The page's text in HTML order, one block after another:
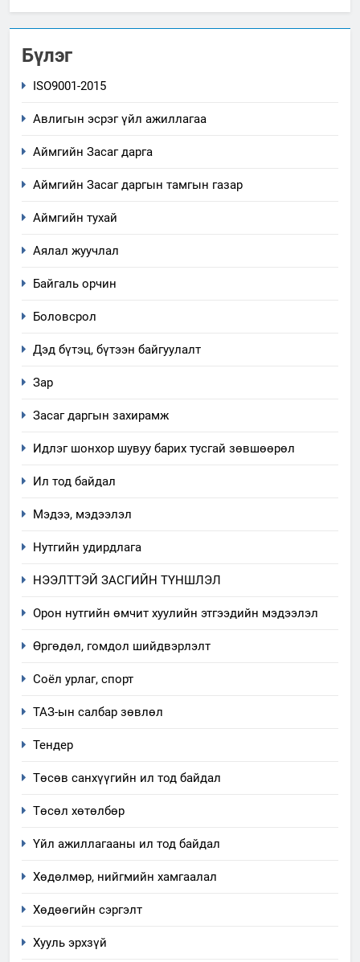
Бүлэг
ISO9001-2015
Авлигын эсрэг үйл ажиллагаа
Аймгийн Засаг дарга
Аймгийн Засаг даргын тамгын газар
Аймгийн тухай
Аялал жуучлал
Байгаль орчин
Боловсрол
Дэд бүтэц, бүтээн байгуулалт
Зар
Засаг даргын захирамж
Идлэг шонхор шувуу барих тусгай зөвшөөрөл
Ил тод байдал
Мэдээ, мэдээлэл
Нутгийн удирдлага
НЭЭЛТТЭЙ ЗАСГИЙН ТҮНШЛЭЛ
Орон нутгийн өмчит хуулийн этгээдийн мэдээлэл
Өргөдөл, гомдол шийдвэрлэлт
Соёл урлаг, спорт
ТАЗ-ын салбар зөвлөл
Тендер
Төсөв санхүүгийн ил тод байдал
Төсөл хөтөлбөр
Үйл ажиллагааны ил тод байдал
Хөдөлмөр, нийгмийн хамгаалал
Хөдөөгийн сэргэлт
Хууль эрхзүй
салбар зөвлөл” аяны хүрээнд
хэмжээний төлөвлөгөө
6
аудитын дүгнэлт
7
ИЛ ТОД БАЙДАЛ
Мэдээлэл хариуцагчийн